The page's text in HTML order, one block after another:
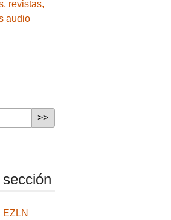
revistas,
audio
EZLN